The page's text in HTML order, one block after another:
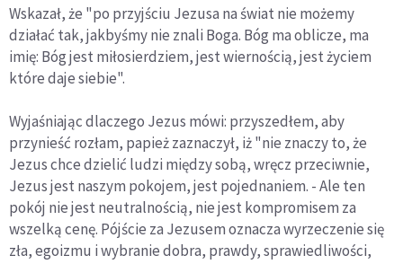
Wskazał, że "po przyjściu Jezusa na świat nie możemy
działać tak, jakbyśmy nie znali Boga. Bóg ma oblicze, ma
imię: Bóg jest miłosierdziem, jest wiernością, jest życiem
które daje siebie".
Wyjaśniając dlaczego Jezus mówi: przyszedłem, aby
przynieść rozłam, papież zaznaczył, iż "nie znaczy to, że
Jezus chce dzielić ludzi między sobą, wręcz przeciwnie,
Jezus jest naszym pokojem, jest pojednaniem. - Ale ten
pokój nie jest neutralnością, nie jest kompromisem za
wszelką cenę. Pójście za Jezusem oznacza wyrzeczenie się
zła, egoizmu i wybranie dobra, prawdy, sprawiedliwości,